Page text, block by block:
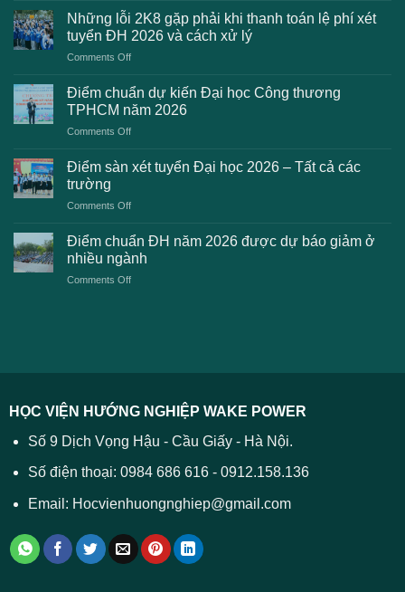
sách
trường
công
bố
chuẩn
Đại
kiến
Những lỗi 2K8 gặp phải khi thanh toán lệ phí xét
tuyển ĐH 2026 và cách xử lý
Comments Offon
lỗi
2K8
gặp
phải
thanh
tuyển
ĐH
Điểm chuẩn dự kiến Đại học Công thương
TPHCM năm 2026
Comments Offon
chuẩn
Đại
Công
thương
Điểm sàn xét tuyển Đại học 2026 – Tất cả các
trường
Comments Offon
sàn
xét
tuyển
Đại
Điểm chuẩn ĐH năm 2026 được dự báo giảm ở
nhiều ngành
Comments Offon
giảm
nhiều
HỌC VIỆN HƯỚNG NGHIỆP WAKE POWER
Số 9 Dịch Vọng Hậu - Cầu Giấy - Hà Nội.
Số điện thoại: 0984 686 616 - 0912.158.136
Email: Hocvienhuongnghiep@gmail.com